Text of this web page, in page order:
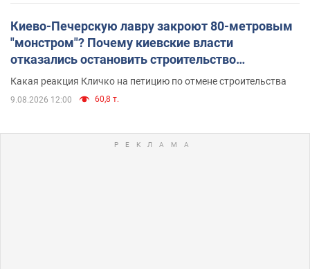
Киево-Печерскую лавру закроют 80-метровым
"монстром"? Почему киевские власти
отказались остановить строительство
небоскреба "московского верующего"
Какая реакция Кличко на петицию по отмене строительства
9.08.2026 12:00 60,8 т.